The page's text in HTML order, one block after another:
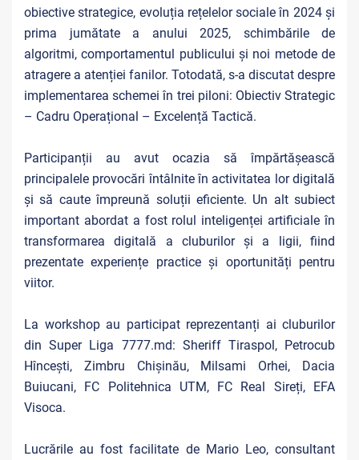
obiective strategice, evoluția rețelelor sociale în 2024 și
prima jumătate a anului 2025, schimbările de
algoritmi, comportamentul publicului și noi metode de
atragere a atenției fanilor. Totodată, s-a discutat despre
implementarea schemei în trei piloni: Obiectiv Strategic
– Cadru Operațional – Excelență Tactică.
Participanții au avut ocazia să împărtășească
principalele provocări întâlnite în activitatea lor digitală
și să caute împreună soluții eficiente. Un alt subiect
important abordat a fost rolul inteligenței artificiale în
transformarea digitală a cluburilor și a ligii, fiind
prezentate experiențe practice și oportunități pentru
viitor.
La workshop au participat reprezentanți ai cluburilor
din Super Liga 7777.md: Sheriff Tiraspol, Petrocub
Hîncești, Zimbru Chișinău, Milsami Orhei, Dacia
Buiucani, FC Politehnica UTM, FC Real Sireți, EFA
Visoca.
Lucrările au fost facilitate de Mario Leo, consultant